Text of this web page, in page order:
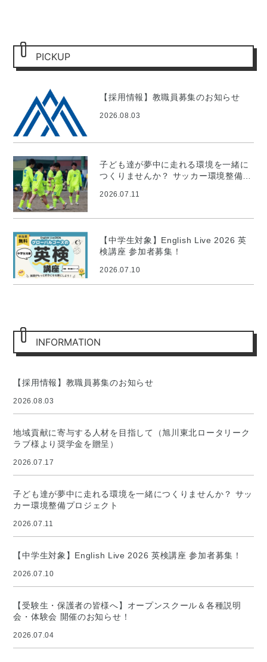
PICKUP
【採用情報】教職員募集のお知らせ
2026.08.03
子ども達が夢中に走れる環境を一緒に
つくりませんか？ サッカー環境整備プ
2026.07.11
【中学生対象】English Live 2026 英
検講座 参加者募集！
2026.07.10
INFORMATION
【採用情報】教職員募集のお知らせ
2026.08.03
地域貢献に寄与する人材を目指して（旭川東北ロータリーク
ラブ様より奨学金を贈呈）
2026.07.17
子ども達が夢中に走れる環境を一緒につくりませんか？ サッ
カー環境整備プロジェクト
2026.07.11
【中学生対象】English Live 2026 英検講座 参加者募集！
2026.07.10
【受験生・保護者の皆様へ】オープンスクール＆各種説明
会・体験会 開催のお知らせ！
2026.07.04